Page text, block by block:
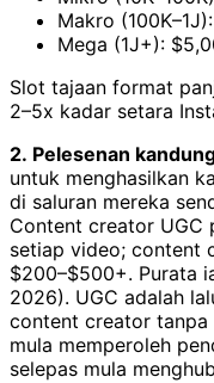
Makro
Mega (1J+):
Slot tajaan format
2–5x kadar setara
2. Pelesenan
untuk menghasilkan
di saluran mereka
Content creator UGC
setiap video; content
$200–$500+. Purata
2026). UGC adalah
content creator
mula memperoleh
selepas mula